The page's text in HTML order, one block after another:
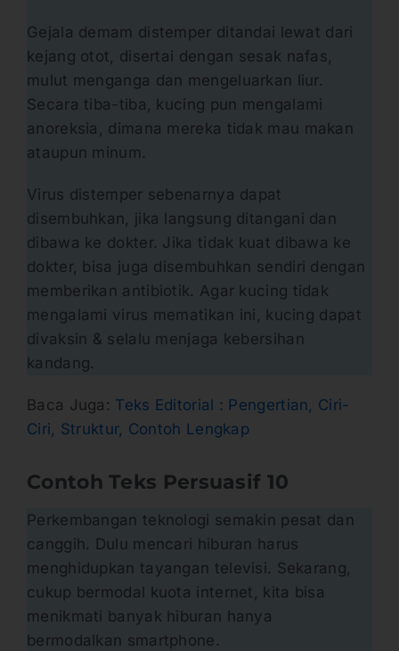
Gejala demam distemper ditandai lewat dari
kejang otot, disertai dengan sesak nafas,
mulut menganga dan mengeluarkan liur.
Secara tiba-tiba, kucing pun mengalami
anoreksia, dimana mereka tidak mau makan
ataupun minum.
Virus distemper sebenarnya dapat
disembuhkan, jika langsung ditangani dan
dibawa ke dokter. Jika tidak kuat dibawa ke
dokter, bisa juga disembuhkan sendiri dengan
memberikan antibiotik. Agar kucing tidak
mengalami virus mematikan ini, kucing dapat
divaksin & selalu menjaga kebersihan
kandang.
Baca Juga: Teks Editorial : Pengertian, Ciri-
Ciri, Struktur, Contoh Lengkap
Contoh Teks Persuasif 10
Perkembangan teknologi semakin pesat dan
canggih. Dulu mencari hiburan harus
menghidupkan tayangan televisi. Sekarang,
cukup bermodal kuota internet, kita bisa
menikmati banyak hiburan hanya
bermodalkan smartphone.